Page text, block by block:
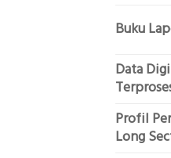
Buku
Data
Profil
Long